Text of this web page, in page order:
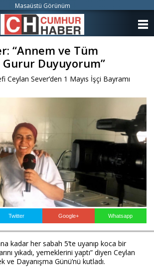
“Annem ve Tüm
Duyuyorum”
Ceylan Sever’den 1 Mayıs İşçi Bayramı
Twitter Google+ Whatsapp
kadar her sabah 5’te uyanıp koca bir
yıkadı, yemeklerini yaptı” diyen Ceylan
ve Dayanışma Günü’nü kutladı.
Masaüstü Görünüm
KATEGORİLER
FOTO GALERİ
VİDEO GALERİ
İLETİŞİM
Haberin Doğru Adresi.